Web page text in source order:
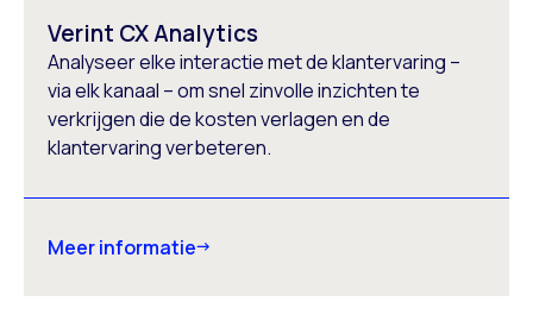
Verint CX Analytics
Analyseer elke interactie met de klantervaring –
via elk kanaal – om snel zinvolle inzichten te
verkrijgen die de kosten verlagen en de
klantervaring verbeteren.
Meer informatie